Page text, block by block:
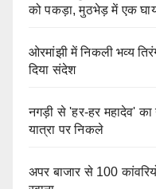
को पकड़ा, मुठभेड़ में एक
ओरमांझी में निकली भव्य
दिया संदेश
नगड़ी से 'हर-हर महादेव' का
यात्रा पर निकले
अपर बाजार से 100